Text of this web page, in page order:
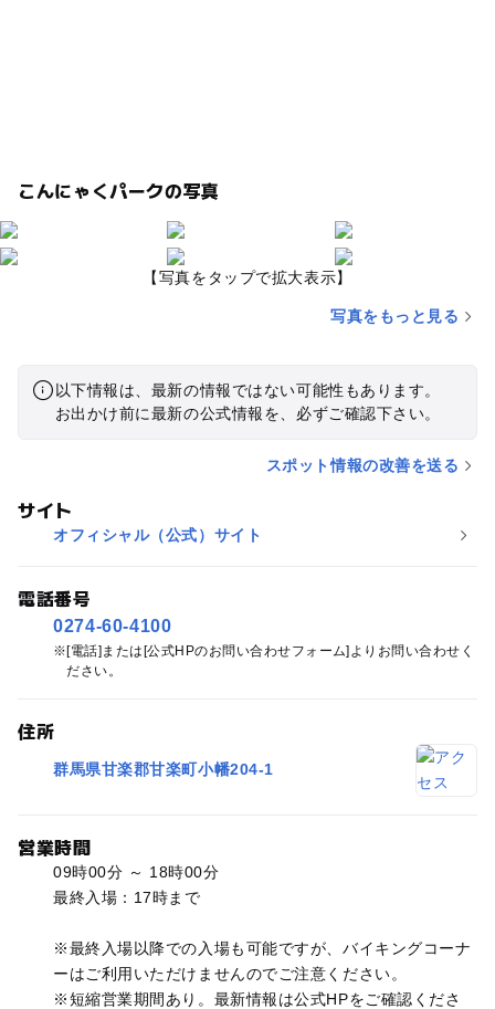
こんにゃくパークの写真
【写真をタップで拡大表示】
写真をもっと見る
以下情報は、最新の情報ではない可能性もあります。
お出かけ前に最新の公式情報を、必ずご確認下さい。
スポット情報の改善を送る
サイト
オフィシャル（公式）サイト
電話番号
0274-60-4100
[電話]または[公式HPのお問い合わせフォーム]よりお問い合わせく
ださい。
住所
群馬県甘楽郡甘楽町小幡204‐1
営業時間
09時00分 ～ 18時00分
最終入場：17時まで
※最終入場以降での入場も可能ですが、バイキングコーナ
ーはご利用いただけませんのでご注意ください。
※短縮営業期間あり。最新情報は公式HPをご確認くださ